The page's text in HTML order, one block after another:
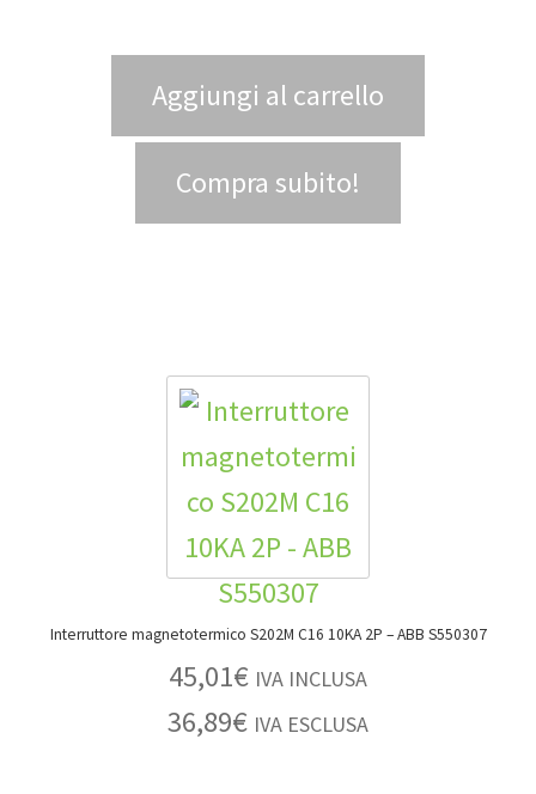
Aggiungi al carrello
Compra subito!
Interruttore magnetotermico S202M C16 10KA 2P – ABB S550307
45,01€ IVA INCLUSA
36,89€ IVA ESCLUSA